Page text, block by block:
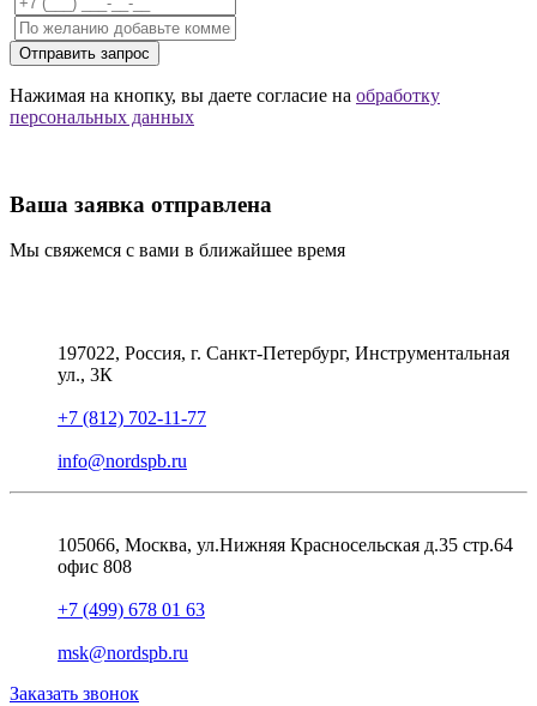
Отправить запрос
Нажимая на кнопку, вы даете согласие на обработку
персональных данных
Ваша заявка отправлена
Мы свяжемся с вами в ближайшее время
197022, Россия, г. Санкт-Петербург, Инструментальная
ул., 3К
+7 (812) 702-11-77
info@nordspb.ru
105066, Москва, ул.Нижняя Красносельская д.35 стр.64
офис 808
+7 (499) 678 01 63
msk@nordspb.ru
Заказать звонок